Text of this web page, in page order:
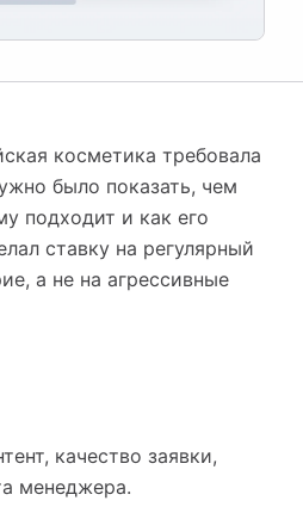
косметика требовала
было показать, чем
подходит и как его
ставку на регулярный
а не на агрессивные
качество заявки,
менеджера.